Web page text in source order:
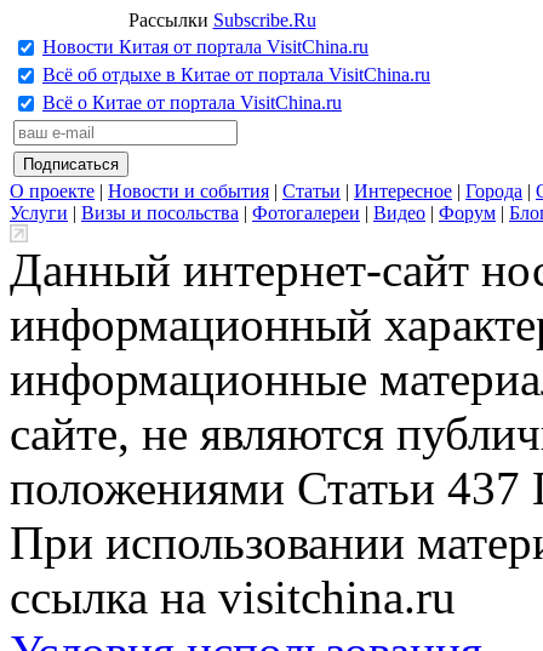
Рассылки Subscribe.Ru
Новости Китая от портала VisitChina.ru
Всё об отдыхе в Китае от портала VisitChina.ru
Всё о Китае от портала VisitChina.ru
О проекте | Новости и события | Статьи | Интересное | Города |
Услуги | Визы и посольства | Фотогалереи | Видео | Форум |
Данный интернет-сайт
информационный
информационные
сайте, не являются
положениями Статьи 437
При использовании
ссылка на visitchina.ru